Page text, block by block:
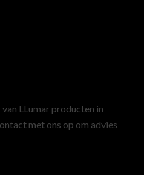
LLumar producten in
met ons op om advies